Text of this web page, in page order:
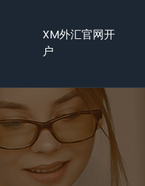
XM外汇官网开
户